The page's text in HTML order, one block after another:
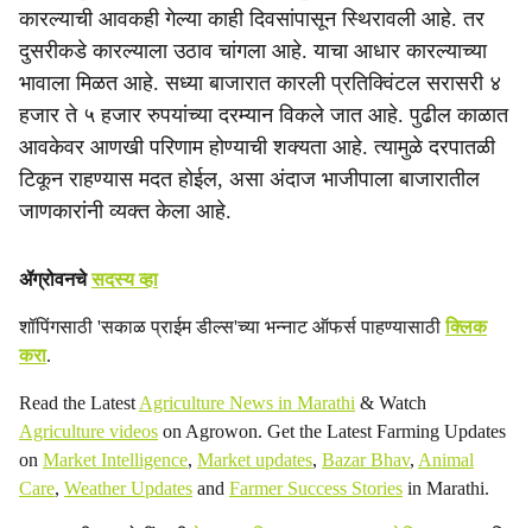
कारल्याची आवकही गेल्या काही दिवसांपासून स्थिरावली आहे. तर
दुसरीकडे कारल्याला उठाव चांगला आहे. याचा आधार कारल्याच्या
भावाला मिळत आहे. सध्या बाजारात कारली प्रतिक्विंटल सरासरी ४
हजार ते ५ हजार रुपयांच्या दरम्यान विकले जात आहे. पुढील काळात
आवकेवर आणखी परिणाम होण्याची शक्यता आहे. त्यामुळे दरपातळी
टिकून राहण्यास मदत होईल, असा अंदाज भाजीपाला बाजारातील
जाणकारांनी व्यक्त केला आहे.
ॲग्रोवनचेसदस्य व्हा
शॉपिंगसाठी 'सकाळ प्राईम डील्स'च्या भन्नाट ऑफर्स पाहण्यासाठीक्लिक
करा.
Read the Latest Agriculture News in Marathi & Watch
Agriculture videos on Agrowon. Get the Latest Farming Updates
on Market Intelligence, Market updates, Bazar Bhav, Animal
Care, Weather Updates and Farmer Success Stories in Marathi.